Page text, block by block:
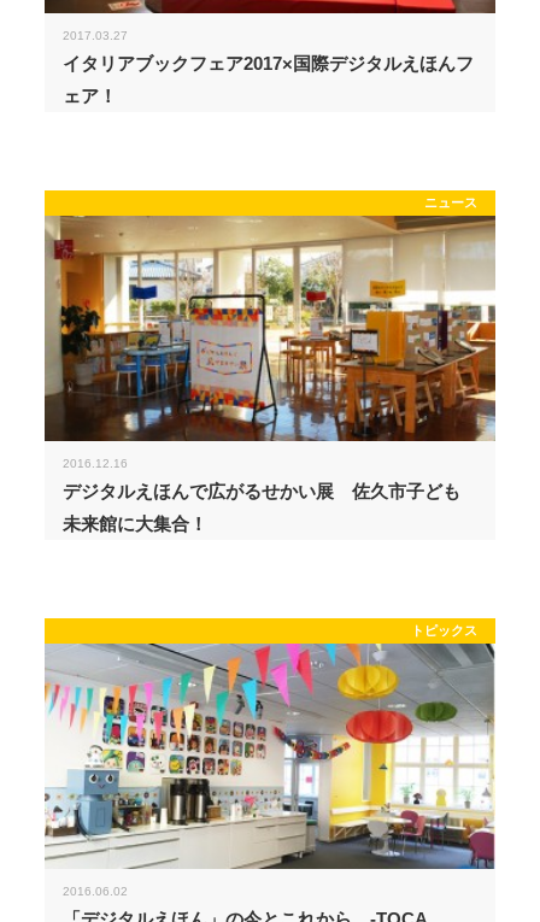
2017.03.27
イタリアブックフェア2017×国際デジタルえほんフ
ェア！
ニュース
2016.12.16
デジタルえほんで広がるせかい展 佐久市子ども
未来館に大集合！
トピックス
2016.06.02